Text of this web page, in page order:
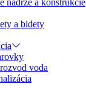
a bidety
voda